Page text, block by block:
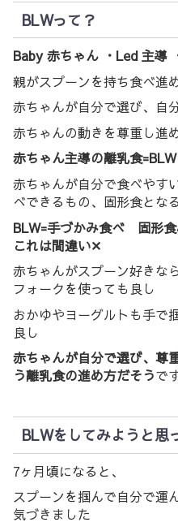
BLWって？
Baby 赤ちゃん ・Led 主導
親がスプーンを持ち食べ進
赤ちゃんが自分で選び、自
赤ちゃんの動きを尊重し進
赤ちゃん主導の離乳食=BLW
赤ちゃんが自分で食べやす
べできるもの、固形食とな
BLW=手づかみ食べ 固形食
これは間違い✕
赤ちゃんがスプーン好きな
フォークを使っても良し
おかゆやヨーグルトも手で
良し
赤ちゃんが自分で選び、尊
う離乳食の進め方だそうで
BLWをしてみようと思
7ヶ月頃になると、
スプーンを掴んで自分で運
気づきました